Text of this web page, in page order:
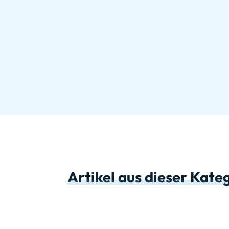
Artikel aus dieser